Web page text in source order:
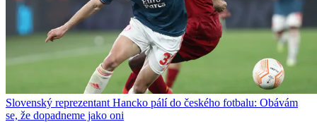
Slovenský reprezentant Hancko pálí do českého fotbalu: Obávám
se, že dopadneme jako oni